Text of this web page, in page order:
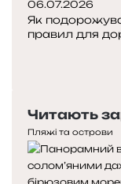
06.07.2026
Як
правил для
Читають
Пляжі та острови